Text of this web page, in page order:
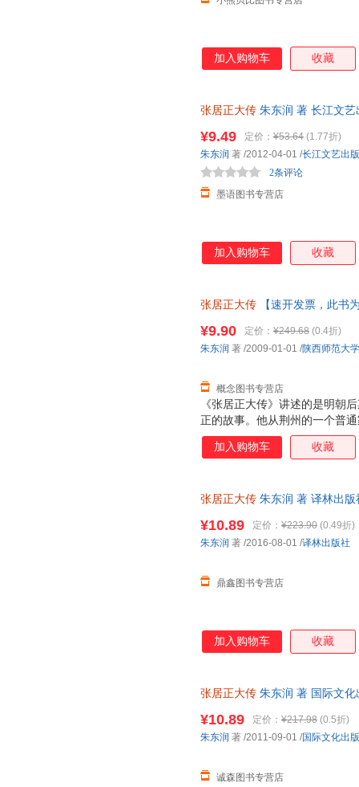
加入购物车 收藏
张居正大传 朱东润 著 长江文
¥9.49 定价： ¥53.64 (1.77折)
墨语图书专营店
2条评论
朱东润 著 /2012-04-01 /长江文艺出
加入购物车 收藏
张居正大传 【速开发票，此书
《张居正大传》讲述的是明朝
正的故事。他从荆州的一个普
神宗皇帝老师，以及明朝中兴
的改革，取得了良好成效，在
及子孙。否定了张居正改革成
¥9.90 定价： ¥249.68 (0.4折)
概念图书专营店
朱东润 著 /2009-01-01 /陕西师范大
加入购物车 收藏
张居正大传 朱东润 著 译林出
¥10.89 定价： ¥223.90 (0.49折)
鼎鑫图书专营店
朱东润 著 /2016-08-01 /译林出版社
加入购物车 收藏
张居正大传 朱东润 著 国际文
¥10.89 定价： ¥217.98 (0.5折)
诚森图书专营店
朱东润 著 /2011-09-01 /国际文化出